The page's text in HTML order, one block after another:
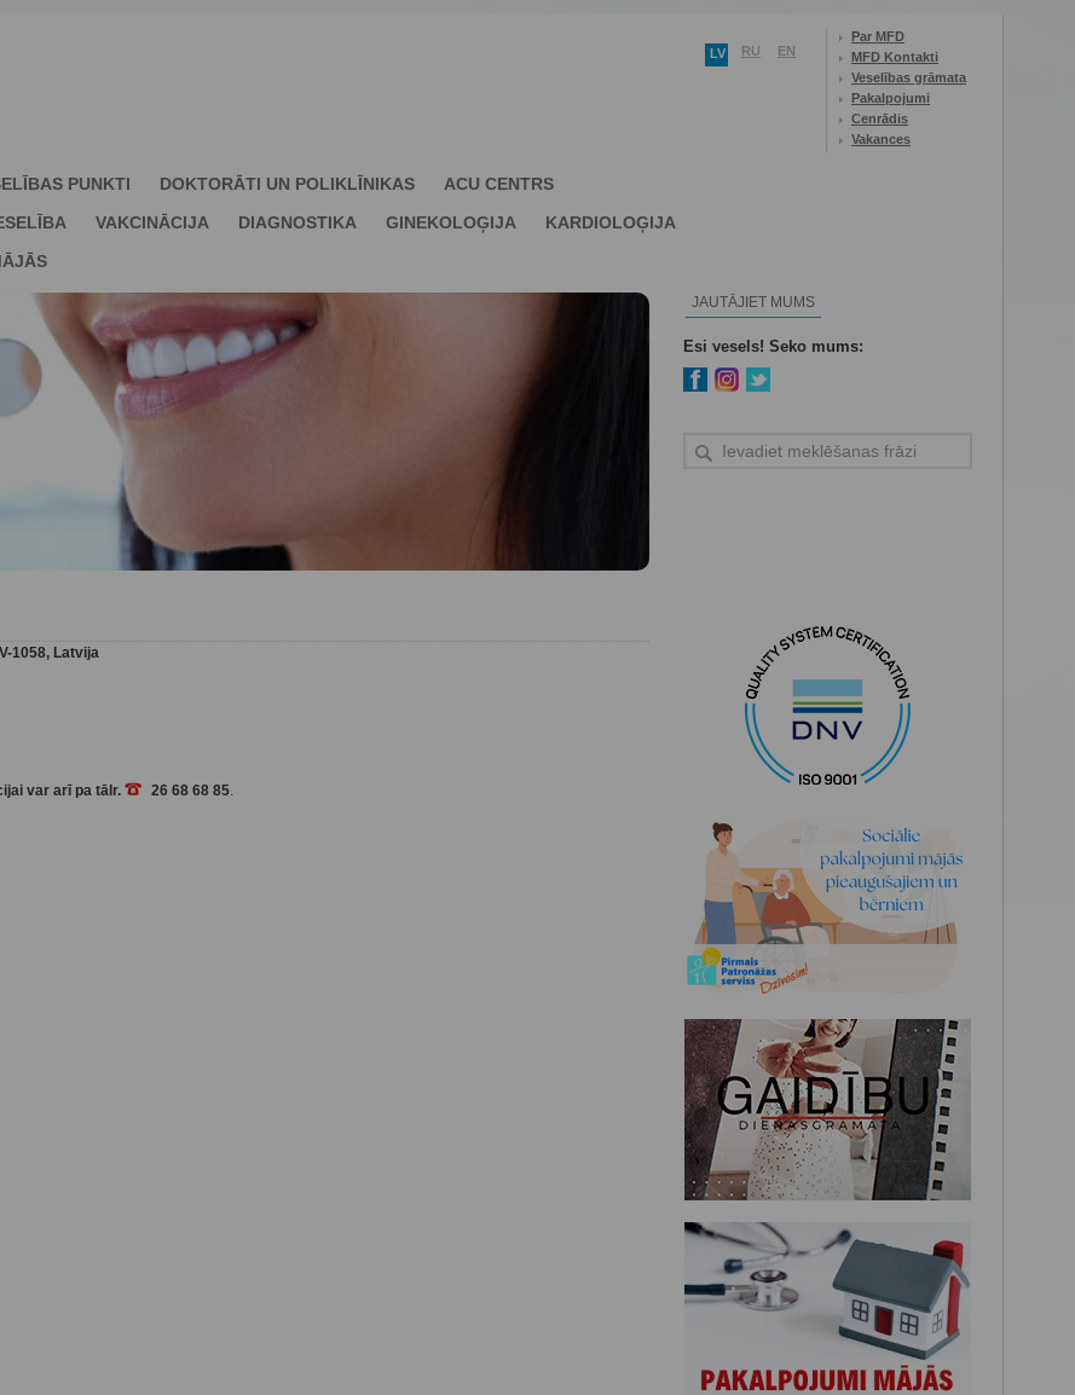
LV RU EN
Par MFD
MFD Kontakti
Veselības grāmata
Pakalpojumi
Cenrādis
Vakances
PUNKTI DOKTORĀTI UN POLIKLĪNIKAS
ACU CENTRS
VAKCINĀCIJA DIAGNOSTIKA GINEKOLOĢIJA
KARDIOLOĢIJA
JAUTĀJIET MUMS
Esi vesels! Seko mums:
1058, Latvija
var arī pa tālr.
26 68 68 85.